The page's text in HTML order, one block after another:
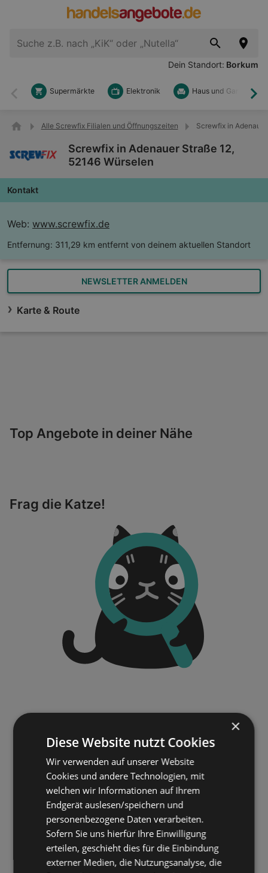
Dein Standort: Borkum
Zurück
Supermärkte Elektronik Haus und Garten
Alle Screwfix Filialen und Öffnungszeiten Screwfix in
Screwfix in Adenauer Straße 12,
52146 Würselen
Kontakt
Web: www.screwfix.de
Entfernung: 311,29 km entfernt von deinem aktuellen Standort
NEWSLETTER ANMELDEN
Karte & Route
Top Angebote in deiner Nähe
Frag die Katze!
×
Diese Website nutzt Cookies
Wir verwenden auf unserer Website
Cookies und andere Technologien, mit
welchen wir Informationen auf Ihrem
Endgerät auslesen/speichern und
personenbezogene Daten verarbeiten.
Sofern Sie uns hierfür Ihre Einwilligung
erteilen, geschieht dies für die Einbindung
externer Medien, die Nutzungsanalyse, die